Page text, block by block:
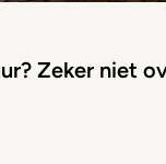
Zeker niet